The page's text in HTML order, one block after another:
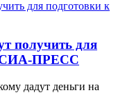
получить для
СИА-ПРЕСС
дадут деньги на